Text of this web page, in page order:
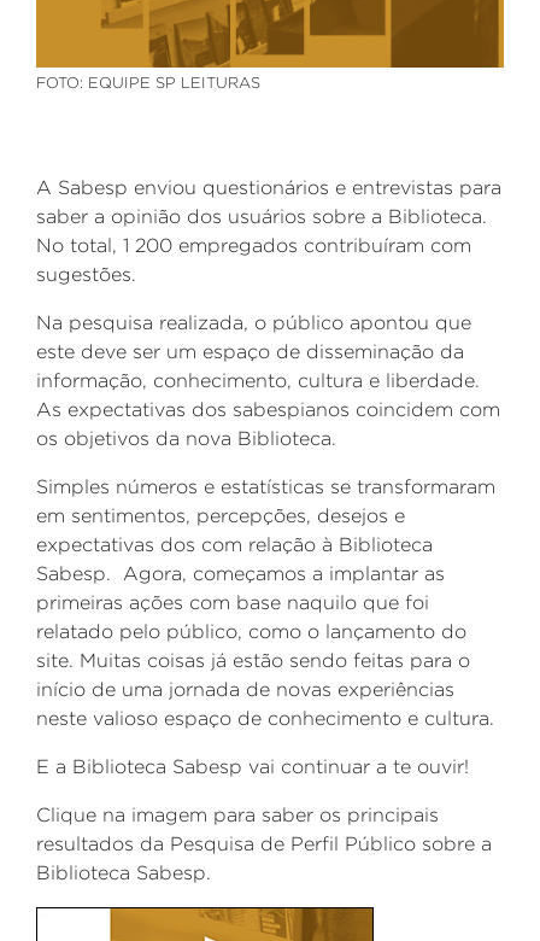
FOTO: EQUIPE SP LEITURAS
A Sabesp enviou questionários e entrevistas para
saber a opinião dos usuários sobre a Biblioteca.
No total, 1 200 empregados contribuíram com
sugestões.
Na pesquisa realizada, o público apontou que
este deve ser um espaço de disseminação da
informação, conhecimento, cultura e liberdade.
As expectativas dos sabespianos coincidem com
os objetivos da nova Biblioteca.
Simples números e estatísticas se transformaram
em sentimentos, percepções, desejos e
expectativas dos com relação à Biblioteca
Sabesp. Agora, começamos a implantar as
primeiras ações com base naquilo que foi
relatado pelo público, como o lançamento do
site. Muitas coisas já estão sendo feitas para o
início de uma jornada de novas experiências
neste valioso espaço de conhecimento e cultura.
E a Biblioteca Sabesp vai continuar a te ouvir!
Clique na imagem para saber os principais
resultados da Pesquisa de Perfil Público sobre a
Biblioteca Sabesp.